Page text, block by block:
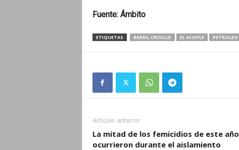
Fuente: Ámbito
ETIQUETAS BARRIL CRIOLLO EL ACOPLE PETROLEO
Artículo anterior
La mitad de los femicidios de este año
ocurrieron durante el aislamiento